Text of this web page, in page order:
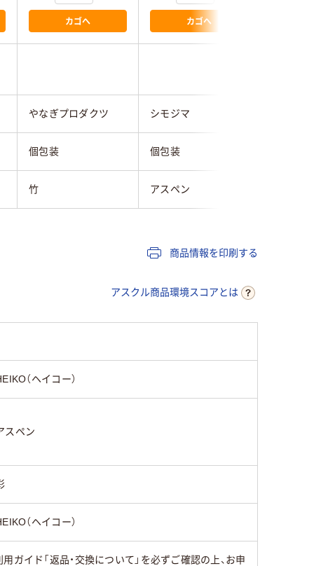
カゴへ カゴへ
やなぎプロダクツ シモジマ
個包装 個包装
竹 アスペン
商品情報を印刷する
アスクル商品環境スコアとは
（ヘイコー）
スペン
（ヘイコー）
イド「返品・交換について」を必ずご確認の上、お申